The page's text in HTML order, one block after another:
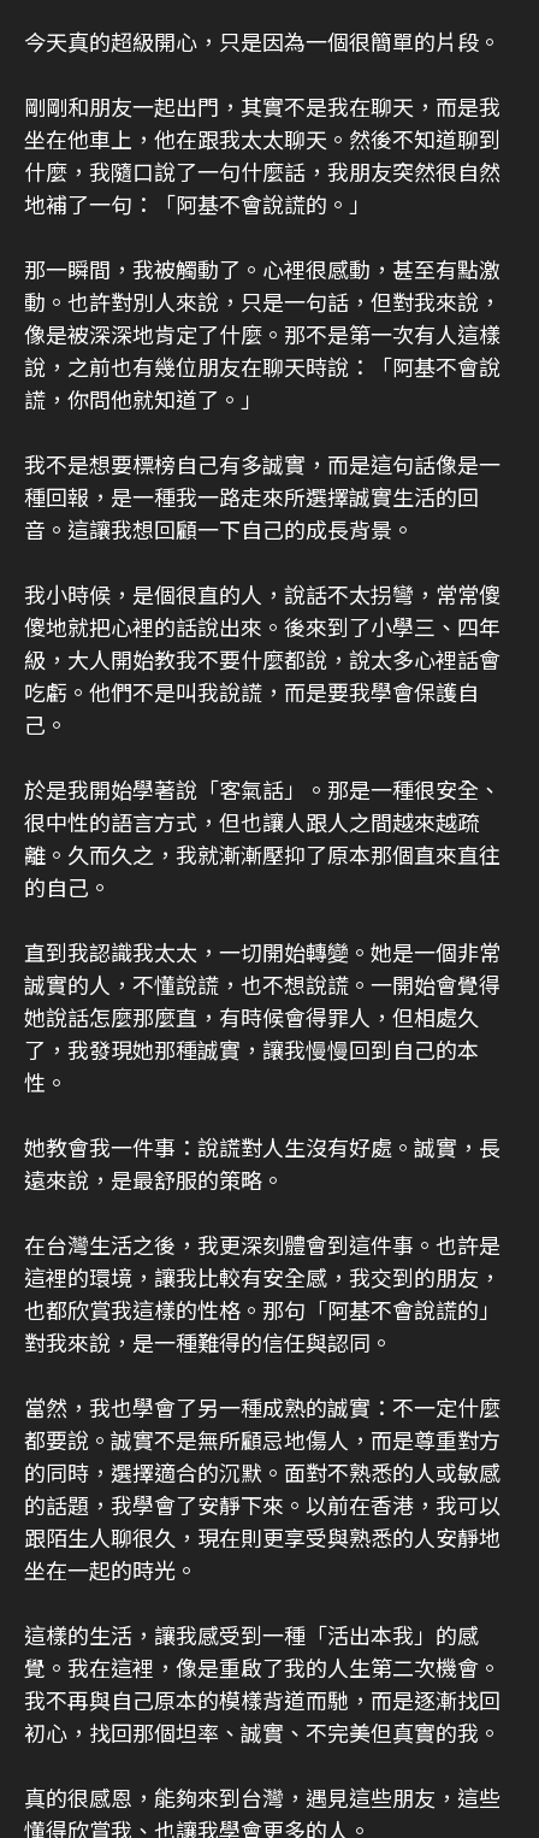
今天真的超級開心，只是因為一個很簡單的片段。
剛剛和朋友一起出門，其實不是我在聊天，而是我
坐在他車上，他在跟我太太聊天。然後不知道聊到
什麼，我隨口說了一句什麼話，我朋友突然很自然
地補了一句：「阿基不會說謊的。」
那一瞬間，我被觸動了。心裡很感動，甚至有點激
動。也許對別人來說，只是一句話，但對我來說，
像是被深深地肯定了什麼。那不是第一次有人這樣
說，之前也有幾位朋友在聊天時說：「阿基不會說
謊，你問他就知道了。」
我不是想要標榜自己有多誠實，而是這句話像是一
種回報，是一種我一路走來所選擇誠實生活的回
音。這讓我想回顧一下自己的成長背景。
我小時候，是個很直的人，說話不太拐彎，常常傻
傻地就把心裡的話說出來。後來到了小學三、四年
級，大人開始教我不要什麼都說，說太多心裡話會
吃虧。他們不是叫我說謊，而是要我學會保護自
己。
於是我開始學著說「客氣話」。那是一種很安全、
很中性的語言方式，但也讓人跟人之間越來越疏
離。久而久之，我就漸漸壓抑了原本那個直來直往
的自己。
直到我認識我太太，一切開始轉變。她是一個非常
誠實的人，不懂說謊，也不想說謊。一開始會覺得
她說話怎麼那麼直，有時候會得罪人，但相處久
了，我發現她那種誠實，讓我慢慢回到自己的本
性。
她教會我一件事：說謊對人生沒有好處。誠實，長
遠來說，是最舒服的策略。
在台灣生活之後，我更深刻體會到這件事。也許是
這裡的環境，讓我比較有安全感，我交到的朋友，
也都欣賞我這樣的性格。那句「阿基不會說謊的」
對我來說，是一種難得的信任與認同。
當然，我也學會了另一種成熟的誠實：不一定什麼
都要說。誠實不是無所顧忌地傷人，而是尊重對方
的同時，選擇適合的沉默。面對不熟悉的人或敏感
的話題，我學會了安靜下來。以前在香港，我可以
跟陌生人聊很久，現在則更享受與熟悉的人安靜地
坐在一起的時光。
這樣的生活，讓我感受到一種「活出本我」的感
覺。我在這裡，像是重啟了我的人生第二次機會。
我不再與自己原本的模樣背道而馳，而是逐漸找回
初心，找回那個坦率、誠實、不完美但真實的我。
真的很感恩，能夠來到台灣，遇見這些朋友，這些
懂得欣賞我、也讓我學會更多的人。